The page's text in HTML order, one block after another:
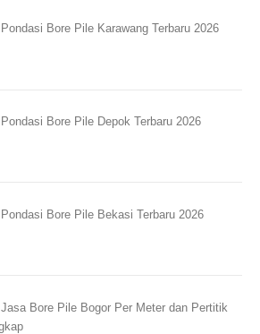
Pondasi Bore Pile Karawang Terbaru 2026
Pondasi Bore Pile Depok Terbaru 2026
Pondasi Bore Pile Bekasi Terbaru 2026
Jasa Bore Pile Bogor Per Meter dan Pertitik